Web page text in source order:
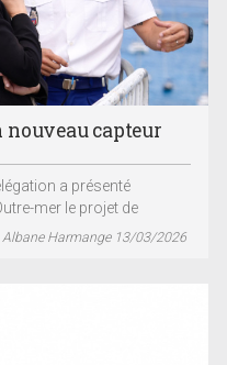
capteur
a présenté
mer le projet de
Albane Harmange 13/03/2026